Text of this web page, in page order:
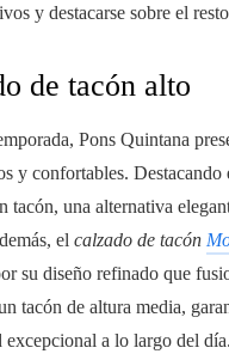
y destacarse sobre el
de tacón alto
Pons Quintana
y confortables. Destacando
tacón, una alternativa
el calzado de tacón
su diseño refinado que
tacón de altura media,
excepcional a lo largo del